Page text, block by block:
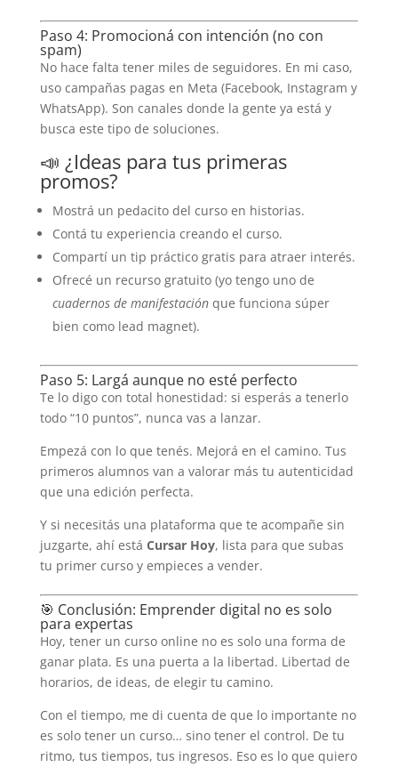
Paso 4: Promocioná con intención (no con
spam)
No hace falta tener miles de seguidores. En mi caso,
uso campañas pagas en Meta (Facebook, Instagram y
WhatsApp). Son canales donde la gente ya está y
busca este tipo de soluciones.
📣 ¿Ideas para tus primeras
promos?
Mostrá un pedacito del curso en historias.
Contá tu experiencia creando el curso.
Compartí un tip práctico gratis para atraer interés.
Ofrecé un recurso gratuito (yo tengo uno de
cuadernos de manifestaciónque funciona súper
bien como lead magnet).
Paso 5: Largá aunque no esté perfecto
Te lo digo con total honestidad: si esperás a tenerlo
todo “10 puntos”, nunca vas a lanzar.
Empezá con lo que tenés. Mejorá en el camino. Tus
primeros alumnos van a valorar más tu autenticidad
que una edición perfecta.
Y si necesitás una plataforma que te acompañe sin
juzgarte, ahí está Cursar Hoy, lista para que subas
tu primer curso y empieces a vender.
🎯 Conclusión: Emprender digital no es solo
para expertas
Hoy, tener un curso online no es solo una forma de
ganar plata. Es una puerta a la libertad. Libertad de
horarios, de ideas, de elegir tu camino.
Con el tiempo, me di cuenta de que lo importante no
es solo tener un curso… sino tener el control. De tu
ritmo, tus tiempos, tus ingresos. Eso es lo que quiero